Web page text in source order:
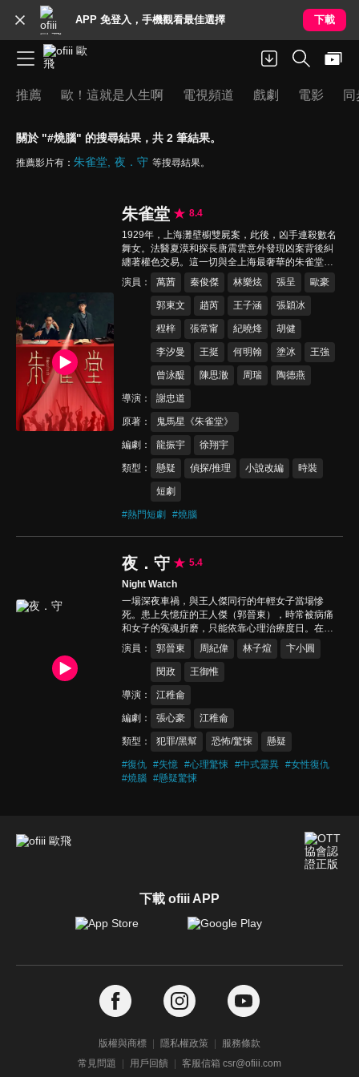
APP 免登入，手機觀看最佳選擇 下載
推薦 歐！這就是人生啊 電視頻道 戲劇 電影
關於 "#燒腦" 的搜尋結果，共 2 筆結果。
推薦影片有： 朱雀堂 夜．守 等搜尋結果。
朱雀堂
8.4
1929年，上海灘壁櫥雙屍案，此後，凶手連殺數名
舞女。法醫夏漠和探長唐震雲意外發現凶案背後糾
纏著權色交易。這一切與全上海最奢華的朱雀堂舞
廳緊密勾連。朱雀堂女老闆高英，為了保護她手下
那些姑娘，與夏漠和唐震雲先敵後友，結成聯盟，
卻發現比連環殺人凶手更危險的人物一直就在身邊...
演員 萬茜 秦俊傑 林樂炫 張呈 歐豪
郭東文 趙芮 王子涵 張穎冰
程梓 張常甯 紀曉烽 胡健
李汐曼 王挺 何明翰 塗冰 王強
曾泳醍 陳思澈 周瑞 陶德燕
導演 謝忠道
原著 鬼馬星《朱雀堂》
編劇 龍振宇 徐翔宇
類型 懸疑 偵探/推理 小說改編 時裝
短劇
#熱門短劇 #燒腦
夜．守
5.4
Night Watch
一場深夜車禍，與王人傑同行的年輕女子當場慘
死。患上失憶症的王人傑（郭晉東），時常被病痛
和女子的冤魂折磨，只能依靠心理治療度日。在心
理醫師李雨虹（林子煊）的幫助下，王人傑終於找
到了一份夜班守衛的工作。午夜時分，他如約來到
來到廢棄的「福寶閣」上班，這座「鬼屋」的冤魂
演員 郭晉東 周紀偉 林子煊 卞小圓
閔政 王御惟
導演 江稚侖
編劇 張心豪 江稚侖
類型 犯罪/黑幫 恐怖/驚悚 懸疑
#復仇 #失憶 #心理驚悚 #中式靈異 #女性復仇
#燒腦 #懸疑驚悚
下載 ofiii APP
版權與商標 隱私權政策
服務條款
常見問題
用戶回饋 客服信箱 csr@ofiii.com